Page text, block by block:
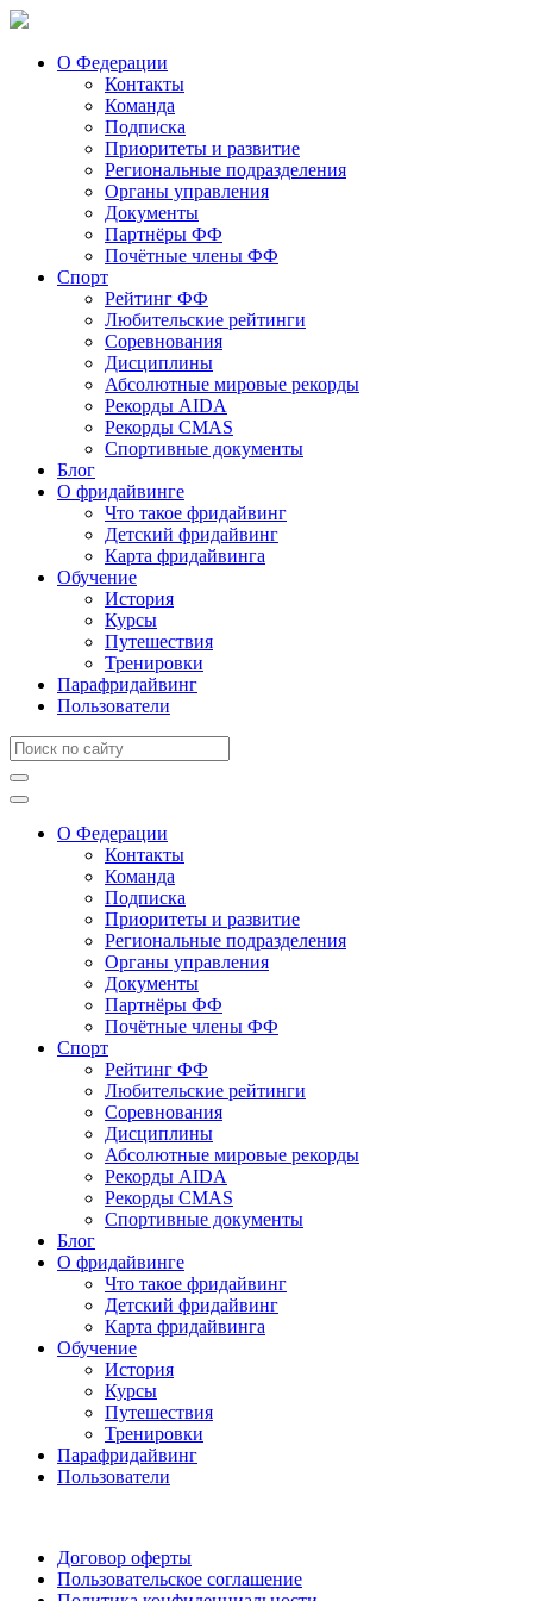
О Федерации
Контакты
Команда
Подписка
Приоритеты и развитие
Региональные подразделения
Органы управления
Документы
Партнёры ФФ
Почётные члены ФФ
Спорт
Рейтинг ФФ
Любительские рейтинги
Соревнования
Дисциплины
Абсолютные мировые рекорды
Рекорды AIDA
Рекорды CMAS
Спортивные документы
Блог
О фридайвинге
Что такое фридайвинг
Детский фридайвинг
Карта фридайвинга
Обучение
История
Курсы
Путешествия
Тренировки
Парафридайвинг
Пользователи
О Федерации
Контакты
Команда
Подписка
Приоритеты и развитие
Региональные подразделения
Органы управления
Документы
Партнёры ФФ
Почётные члены ФФ
Спорт
Рейтинг ФФ
Любительские рейтинги
Соревнования
Дисциплины
Абсолютные мировые рекорды
Рекорды AIDA
Рекорды CMAS
Спортивные документы
Блог
О фридайвинге
Что такое фридайвинг
Детский фридайвинг
Карта фридайвинга
Обучение
История
Курсы
Путешествия
Тренировки
Парафридайвинг
Пользователи
Договор оферты
Пользовательское соглашение